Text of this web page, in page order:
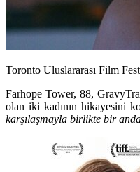
Toronto Uluslararası Film
Farhope Tower, 88,
olan iki kadının hikayesini
karşılaşmayla birlikte bir